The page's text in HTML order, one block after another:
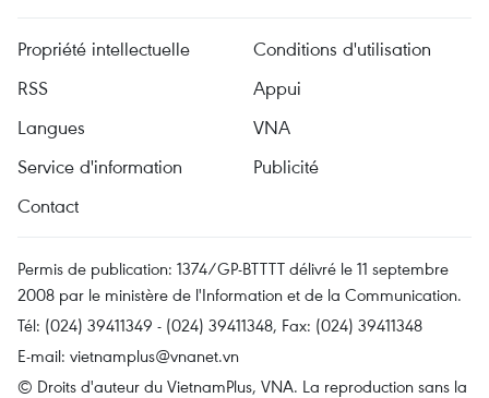
Propriété intellectuelle
Conditions d'utilisation
RSS
Appui
Langues
VNA
Service d'information
Publicité
Contact
Permis de publication: 1374/GP-BTTTT délivré le 11 septembre
2008 par le ministère de l'Information et de la Communication.
Tél: (024) 39411349 - (024) 39411348, Fax: (024) 39411348
E-mail: vietnamplus@vnanet.vn
© Droits d'auteur du VietnamPlus, VNA. La reproduction sans la